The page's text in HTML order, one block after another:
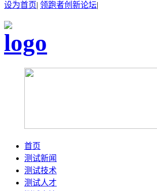
设为首页| 领跑者创新论坛|
首页
测试新闻
测试技术
测试人才